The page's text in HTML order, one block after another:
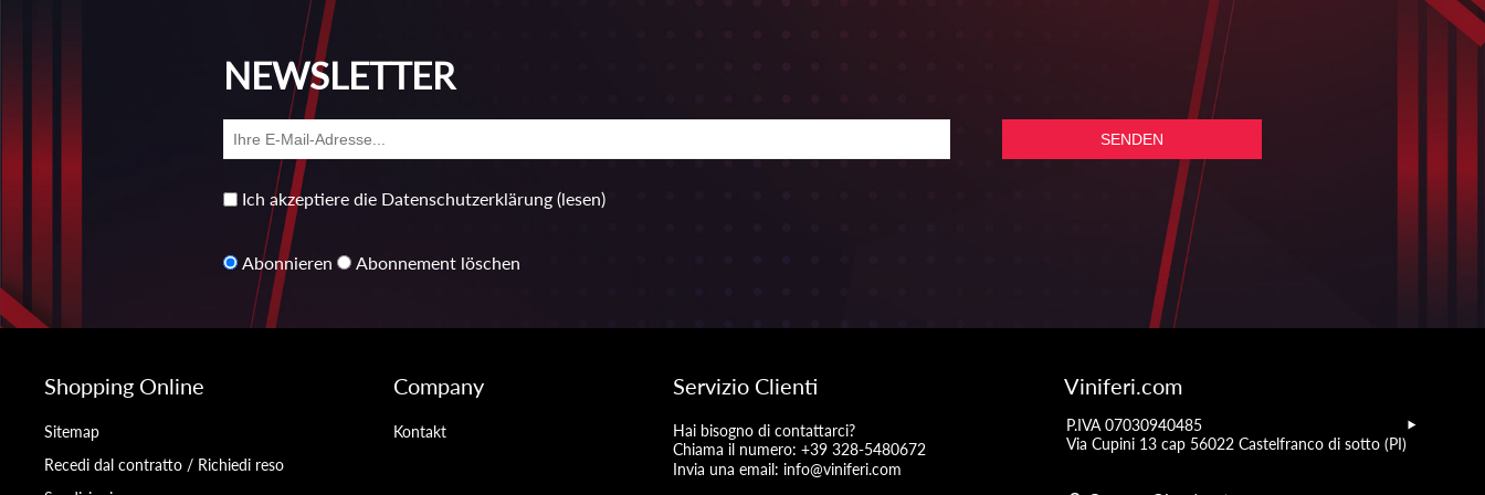
NEWSLETTER
Ich akzeptiere die Datenschutzerklärung (lesen)
Abonnieren Abonnement löschen
Shopping Online
Sitemap
Recedi dal contratto / Richiedi reso
Company
Kontakt
Servizio Clienti
Hai bisogno di contattarci?
Chiama il numero: +39 328-5480672
Invia una email: info@viniferi.com
Viniferi.com
P.IVA 07030940485
Via Cupini 13 cap 56022 Castelfranco di sotto (PI)